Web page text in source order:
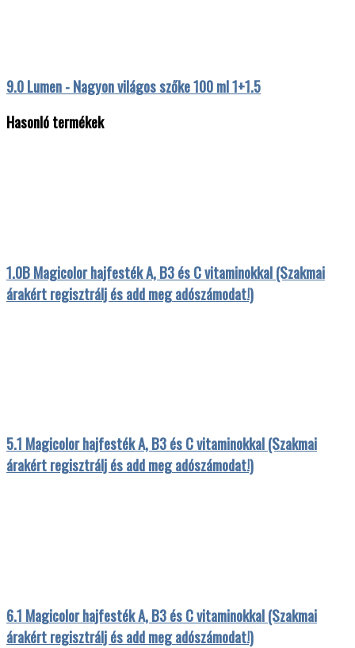
9.0 Lumen - Nagyon világos szőke 100 ml 1+1.5
Hasonló termékek
1.0B Magicolor hajfesték A, B3 és C vitaminokkal (Szakmai
árakért regisztrálj és add meg adószámodat!)
5.1 Magicolor hajfesték A, B3 és C vitaminokkal (Szakmai
árakért regisztrálj és add meg adószámodat!)
6.1 Magicolor hajfesték A, B3 és C vitaminokkal (Szakmai
árakért regisztrálj és add meg adószámodat!)